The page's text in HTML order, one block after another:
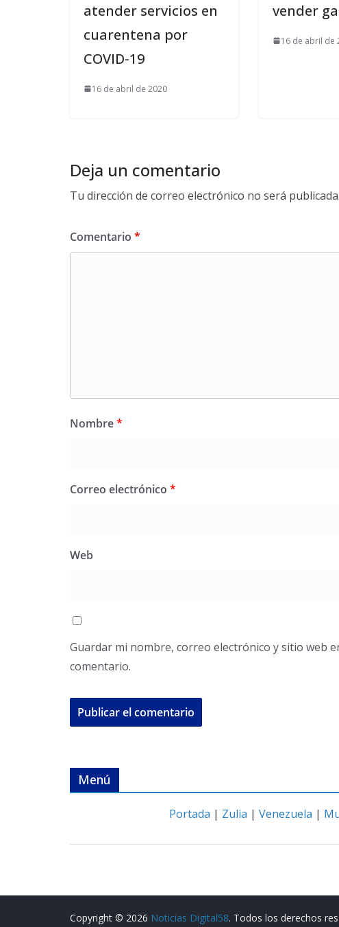
atender servicios en
cuarentena por
COVID-19
16 de abril de 2020
vender
16 de abril de
Deja un comentario
Tu dirección de correo electrónico no será publicada.
Comentario *
Nombre*
Correo electrónico *
Web
Guardar mi nombre, correo electrónico y sitio web
comentario.
Menú
Portada | Zulia | Venezuela |
Copyright © 2026 Noticias Digital58. Todos los derechos